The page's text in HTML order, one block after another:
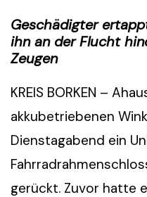
Geschädigter
ihn an der Flucht
Zeugen
KREIS BORKEN –
akkubetriebenen
Dienstagabend ein
gerückt. Zuvor hatte